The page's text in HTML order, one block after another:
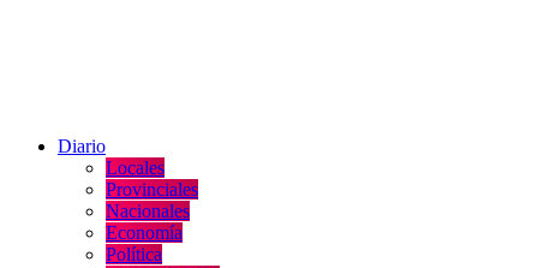
Diario
Locales
Provinciales
Nacionales
Economía
Política